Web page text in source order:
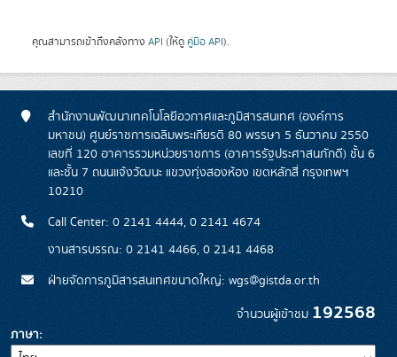
คุณสามารถเข้าถึงคลังทาง API (ให้ดู คู่มือ API).
สำนักงานพัฒนาเทคโนโลยีอวกาศและภูมิสารสนเทศ (องค์การ
มหาชน) ศูนย์ราชการเฉลิมพระเกียรติ 80 พรรษา 5 ธันวาคม 2550
เลขที่ 120 อาคารรวมหน่วยราชการ (อาคารรัฐประศาสนภักดี) ชั้น 6
และชั้น 7 ถนนแจ้งวัฒนะ แขวงทุ่งสองห้อง เขตหลักสี่ กรุงเทพฯ
10210
Call Center: 0 2141 4444, 0 2141 4674
งานสารบรรณ: 0 2141 4466, 0 2141 4468
ฝ่ายจัดการภูมิสารสนเทศขนาดใหญ่: wgs@gistda.or.th
จำนวนผู้เข้าชม 192568
ภาษา